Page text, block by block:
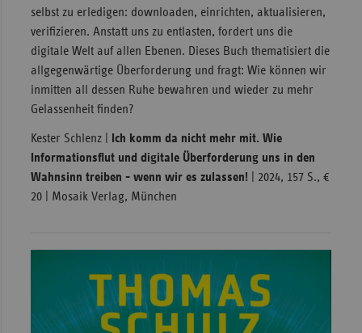
selbst zu erledigen: downloaden, einrichten, aktualisieren,
verifizieren. Anstatt uns zu entlasten, fordert uns die
digitale Welt auf allen Ebenen. Dieses Buch thematisiert die
allgegenwärtige Überforderung und fragt: Wie können wir
inmitten all dessen Ruhe bewahren und wieder zu mehr
Gelassenheit finden?
Kester Schlenz |
Ich komm da nicht mehr mit. Wie
Informationsflut und digitale Überforderung uns in den
Wahnsinn treiben - wenn wir es zulassen!
| 2024, 157 S., €
20 | Mosaik Verlag, München